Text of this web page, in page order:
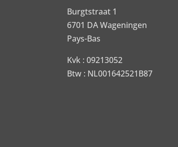
Burgtstraat 1
6701 DA Wageningen
Pays-Bas
Kvk : 09213052
Btw : NL001642521B87